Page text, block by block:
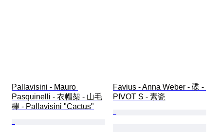
Pallavisini - Mauro
Pasquinelli - 衣帽架 - 山毛
櫸 - Pallavisini "Cactus"
Favius - Anna Weber - 碟 -
PIVOT S - 素瓷